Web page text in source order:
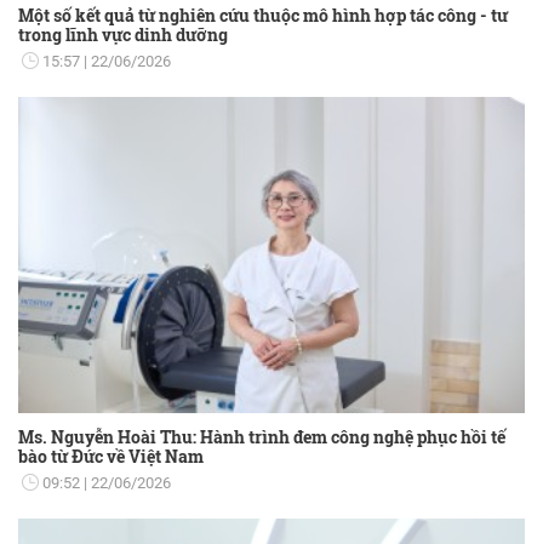
Một số kết quả từ nghiên cứu thuộc mô hình hợp tác công - tư
trong lĩnh vực dinh dưỡng
15:57 22/06/2026
Ms. Nguyễn Hoài Thu: Hành trình đem công nghệ phục hồi tế
bào từ Đức về Việt Nam
09:52 22/06/2026